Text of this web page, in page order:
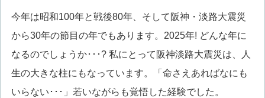
今年は昭和100年と戦後80年、そして阪神・淡路大震災
から30年の節目の年でもあります。2025年! どんな年に
なるのでしょうか･･･? 私にとって阪神淡路大震災は、人
生の大きな柱にもなっています。「命さえあればなにも
いらない･･･」若いながらも覚悟した経験でした。